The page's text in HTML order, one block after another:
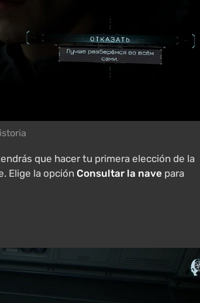
que hacer tu primera elección de la
Elige la opción Consultar la nave para